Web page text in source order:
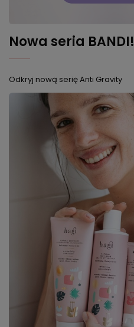
Nowa seria BANDI!
Odkryj nową serię Anti Gravity